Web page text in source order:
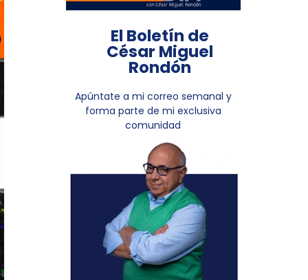
El Boletín de
César Miguel
Rondón
Apúntate a mi correo semanal y
forma parte de mi exclusiva
comunidad